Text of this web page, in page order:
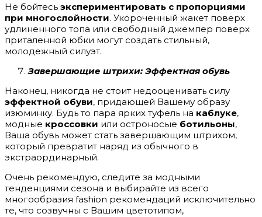
Не бойтесь экспериментировать с пропорциями
при многослойности. Укороченный жакет поверх
удлиненного топа или свободный джемпер поверх
приталенной юбки могут создать стильный,
молодежный силуэт.
Завершающие штрихи: Эффектная обувь
Наконец, никогда не стоит недооценивать силу
эффектной обуви, придающей Вашему образу
изюминку. Будь то пара ярких туфель на каблуке,
модные кроссовки или остроносые ботильоны,
Ваша обувь может стать завершающим штрихом,
который превратит наряд из обычного в
экстраординарный.
Очень рекомендую, следите за модными
тенденциями сезона и выбирайте из всего
многообразия fashion рекомендаций исключительно
те, что созвучны с Вашим цветотипом,